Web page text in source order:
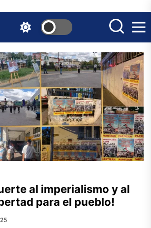
al imperialismo y al
para el pueblo!